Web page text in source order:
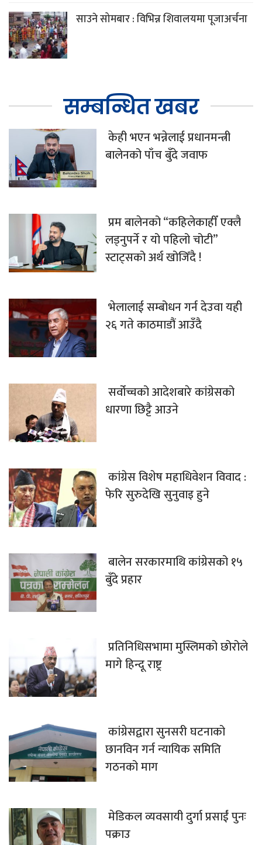
साउने सोमबार : विभिन्न शिवालयमा पूजाअर्चना
सम्बन्धित खबर
केही भएन भन्नेलाई प्रधानमन्त्री
बालेनको पाँच बुँदे जवाफ
प्रम बालेनको “कहिलेकाहीँ एक्लै
लड्नुपर्ने र यो पहिलो चोटी”
स्टाट्सको अर्थ खोजिँदै !
भेलालाई सम्बोधन गर्न देउवा यही
२६ गते काठमाडौं आउँदै
सर्वोच्चको आदेशबारे कांग्रेसको
धारणा छिट्टै आउने
कांग्रेस विशेष महाधिवेशन विवाद :
फेरि सुरुदेखि सुनुवाइ हुने
बालेन सरकारमाथि कांग्रेसको १५
बुँदे प्रहार
प्रतिनिधिसभामा मुस्लिमको छोरोले
मागे हिन्दू राष्ट्र
कांग्रेसद्वारा सुनसरी घटनाको
छानविन गर्न न्यायिक समिति
गठनको माग
मेडिकल व्यवसायी दुर्गा प्रसाईं पुनः
पक्राउ